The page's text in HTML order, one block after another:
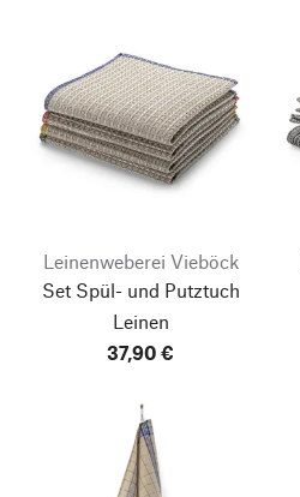
Leinenweberei Vieböck
Set Spül- und Putztuch
Leinen
37,90 €